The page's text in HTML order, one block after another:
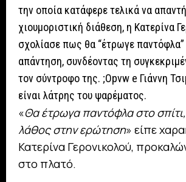
την οποία κατάφερε τελικά να
χιουμοριστική διάθεση, η Κατερίνα
σχολίασε πως θα “έτρωγε παντόφλα”
απάντηση, συνδέοντας τη
τον σύντροφο της. ;Opvw e Γιάννη
είναι λάτρης του ψαρέματος.
«Θα έτρωγα παντόφλα στο
λάθος στην ερώτηση» είπε
Κατερίνα Γερονικολού,
στο πλατό.